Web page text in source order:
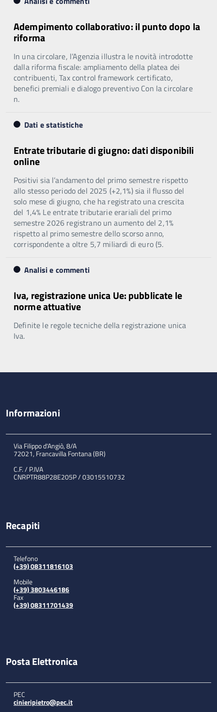
Adempimento collaborativo: il punto dopo la
riforma
In una circolare, l’Agenzia illustra le novità introdotte
dalla riforma fiscale: ampliamento della platea dei
contribuenti, Tax control framework certificato,
benefici premiali e dialogo preventivo Con la circolare
n.
Dati e statistiche
Entrate tributarie di giugno: dati disponibili
online
Positivi sia l’andamento del primo semestre rispetto
allo stesso periodo del 2025 (+2,1%) sia il flusso del
solo mese di giugno, che ha registrato una crescita
del 1,4% Le entrate tributarie erariali del primo
semestre 2026 registrano un aumento del 2,1%
rispetto al primo semestre dello scorso anno,
corrispondente a oltre 5,7 miliardi di euro (5.
Analisi e commenti
Iva, registrazione unica Ue: pubblicate le
norme attuative
Definite le regole tecniche della registrazione unica
Iva.
Informazioni
Via Filippo d'Angiò, 8/A
72021, Francavilla Fontana (BR)
C.F. / P.IVA
CNRPTR88P28E205P / 03015510732
Recapiti
Telefono
(+39) 08311816103
Mobile
(+39) 3803446186
Fax
(+39) 08311701439
Posta Elettronica
PEC
cinieripietro@pec.it